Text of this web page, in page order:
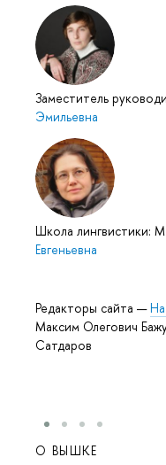
Заместитель
Эмильевна
Школа лингвистики:
Евгеньевна
Редакторы сайта —
Максим Олегович
Сатдаров
О ВЫШКЕ